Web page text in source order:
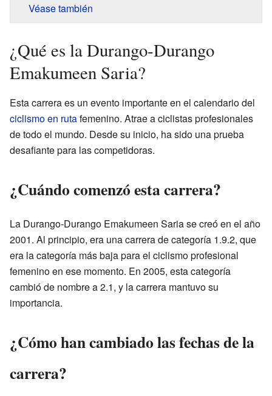
Véase también
¿Qué es la Durango-Durango
Emakumeen Saria?
Esta carrera es un evento importante en el calendario del
ciclismo en rutafemenino. Atrae a ciclistas profesionales
de todo el mundo. Desde su inicio, ha sido una prueba
desafiante para las competidoras.
¿Cuándo comenzó esta carrera?
La Durango-Durango Emakumeen Saria se creó en el año
2001. Al principio, era una carrera de categoría 1.9.2, que
era la categoría más baja para el ciclismo profesional
femenino en ese momento. En 2005, esta categoría
cambió de nombre a 2.1, y la carrera mantuvo su
importancia.
¿Cómo han cambiado las fechas de la
carrera?